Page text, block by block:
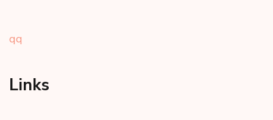
qq
Links